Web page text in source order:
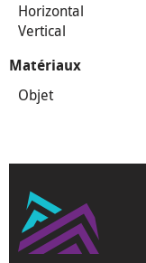
Horizontal
Vertical
Matériaux
Objet